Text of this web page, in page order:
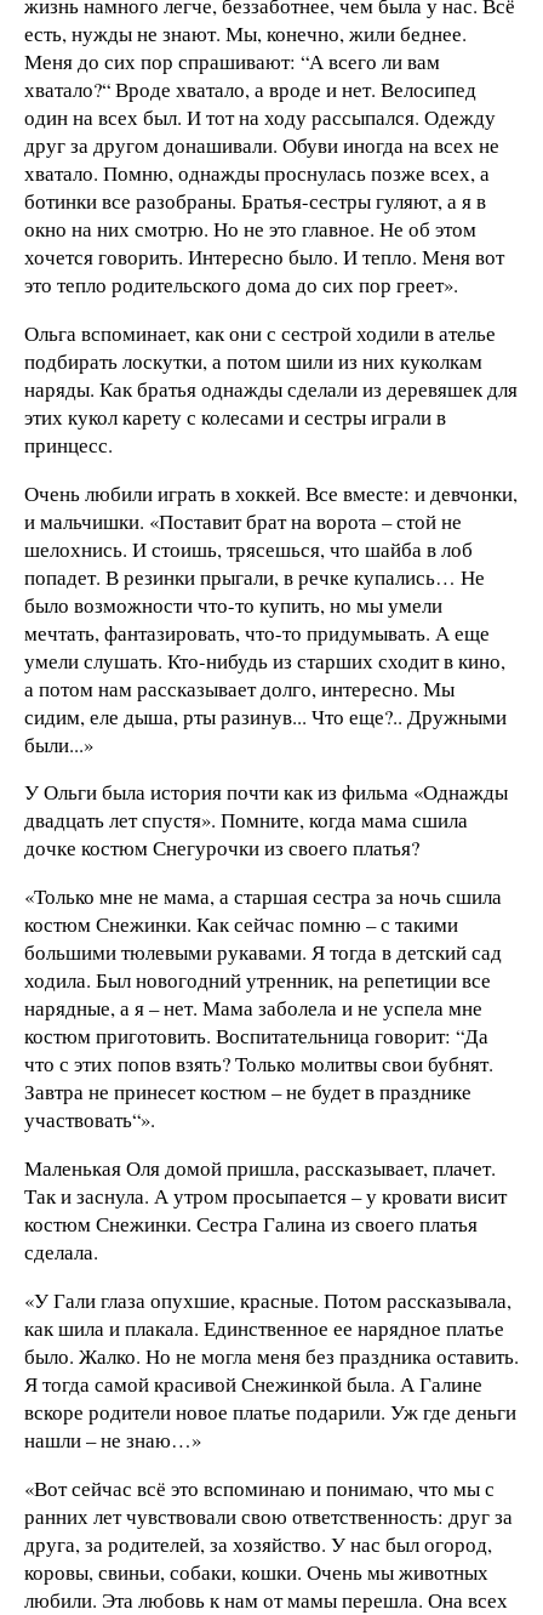
есть, нужды не знают. Мы, конечно, жили беднее.
Меня до сих пор спрашивают: “А всего ли вам
хватало?“ Вроде хватало, а вроде и нет. Велосипед
один на всех был. И тот на ходу рассыпался. Одежду
друг за другом донашивали. Обуви иногда на всех не
хватало. Помню, однажды проснулась позже всех, а
ботинки все разобраны. Братья-сестры гуляют, а я в
окно на них смотрю. Но не это главное. Не об этом
хочется говорить. Интересно было. И тепло. Меня вот
это тепло родительского дома до сих пор греет».
Ольга вспоминает, как они с сестрой ходили в ателье
подбирать лоскутки, а потом шили из них куколкам
наряды. Как братья однажды сделали из деревяшек для
этих кукол карету с колесами и сестры играли в
принцесс.
Очень любили играть в хоккей. Все вместе: и девчонки,
и мальчишки. «Поставит брат на ворота – стой не
шелохнись. И стоишь, трясешься, что шайба в лоб
попадет. В резинки прыгали, в речке купались… Не
было возможности что-то купить, но мы умели
мечтать, фантазировать, что-то придумывать. А еще
умели слушать. Кто-нибудь из старших сходит в кино,
а потом нам рассказывает долго, интересно. Мы
сидим, еле дыша, рты разинув... Что еще?.. Дружными
были...»
У Ольги была история почти как из фильма «Однажды
двадцать лет спустя». Помните, когда мама сшила
дочке костюм Снегурочки из своего платья?
«Только мне не мама, а старшая сестра за ночь сшила
костюм Снежинки. Как сейчас помню – с такими
большими тюлевыми рукавами. Я тогда в детский сад
ходила. Был новогодний утренник, на репетиции все
нарядные, а я – нет. Мама заболела и не успела мне
костюм приготовить. Воспитательница говорит: “Да
что с этих попов взять? Только молитвы свои бубнят.
Завтра не принесет костюм – не будет в празднике
участвовать“».
Маленькая Оля домой пришла, рассказывает, плачет.
Так и заснула. А утром просыпается – у кровати висит
костюм Снежинки. Сестра Галина из своего платья
сделала.
«У Гали глаза опухшие, красные. Потом рассказывала,
как шила и плакала. Единственное ее нарядное платье
было. Жалко. Но не могла меня без праздника оставить.
Я тогда самой красивой Снежинкой была. А Галине
вскоре родители новое платье подарили. Уж где деньги
нашли – не знаю…»
«Вот сейчас всё это вспоминаю и понимаю, что мы с
ранних лет чувствовали свою ответственность: друг за
друга, за родителей, за хозяйство. У нас был огород,
коровы, свиньи, собаки, кошки. Очень мы животных
любили. Эта любовь к нам от мамы перешла. Она всех